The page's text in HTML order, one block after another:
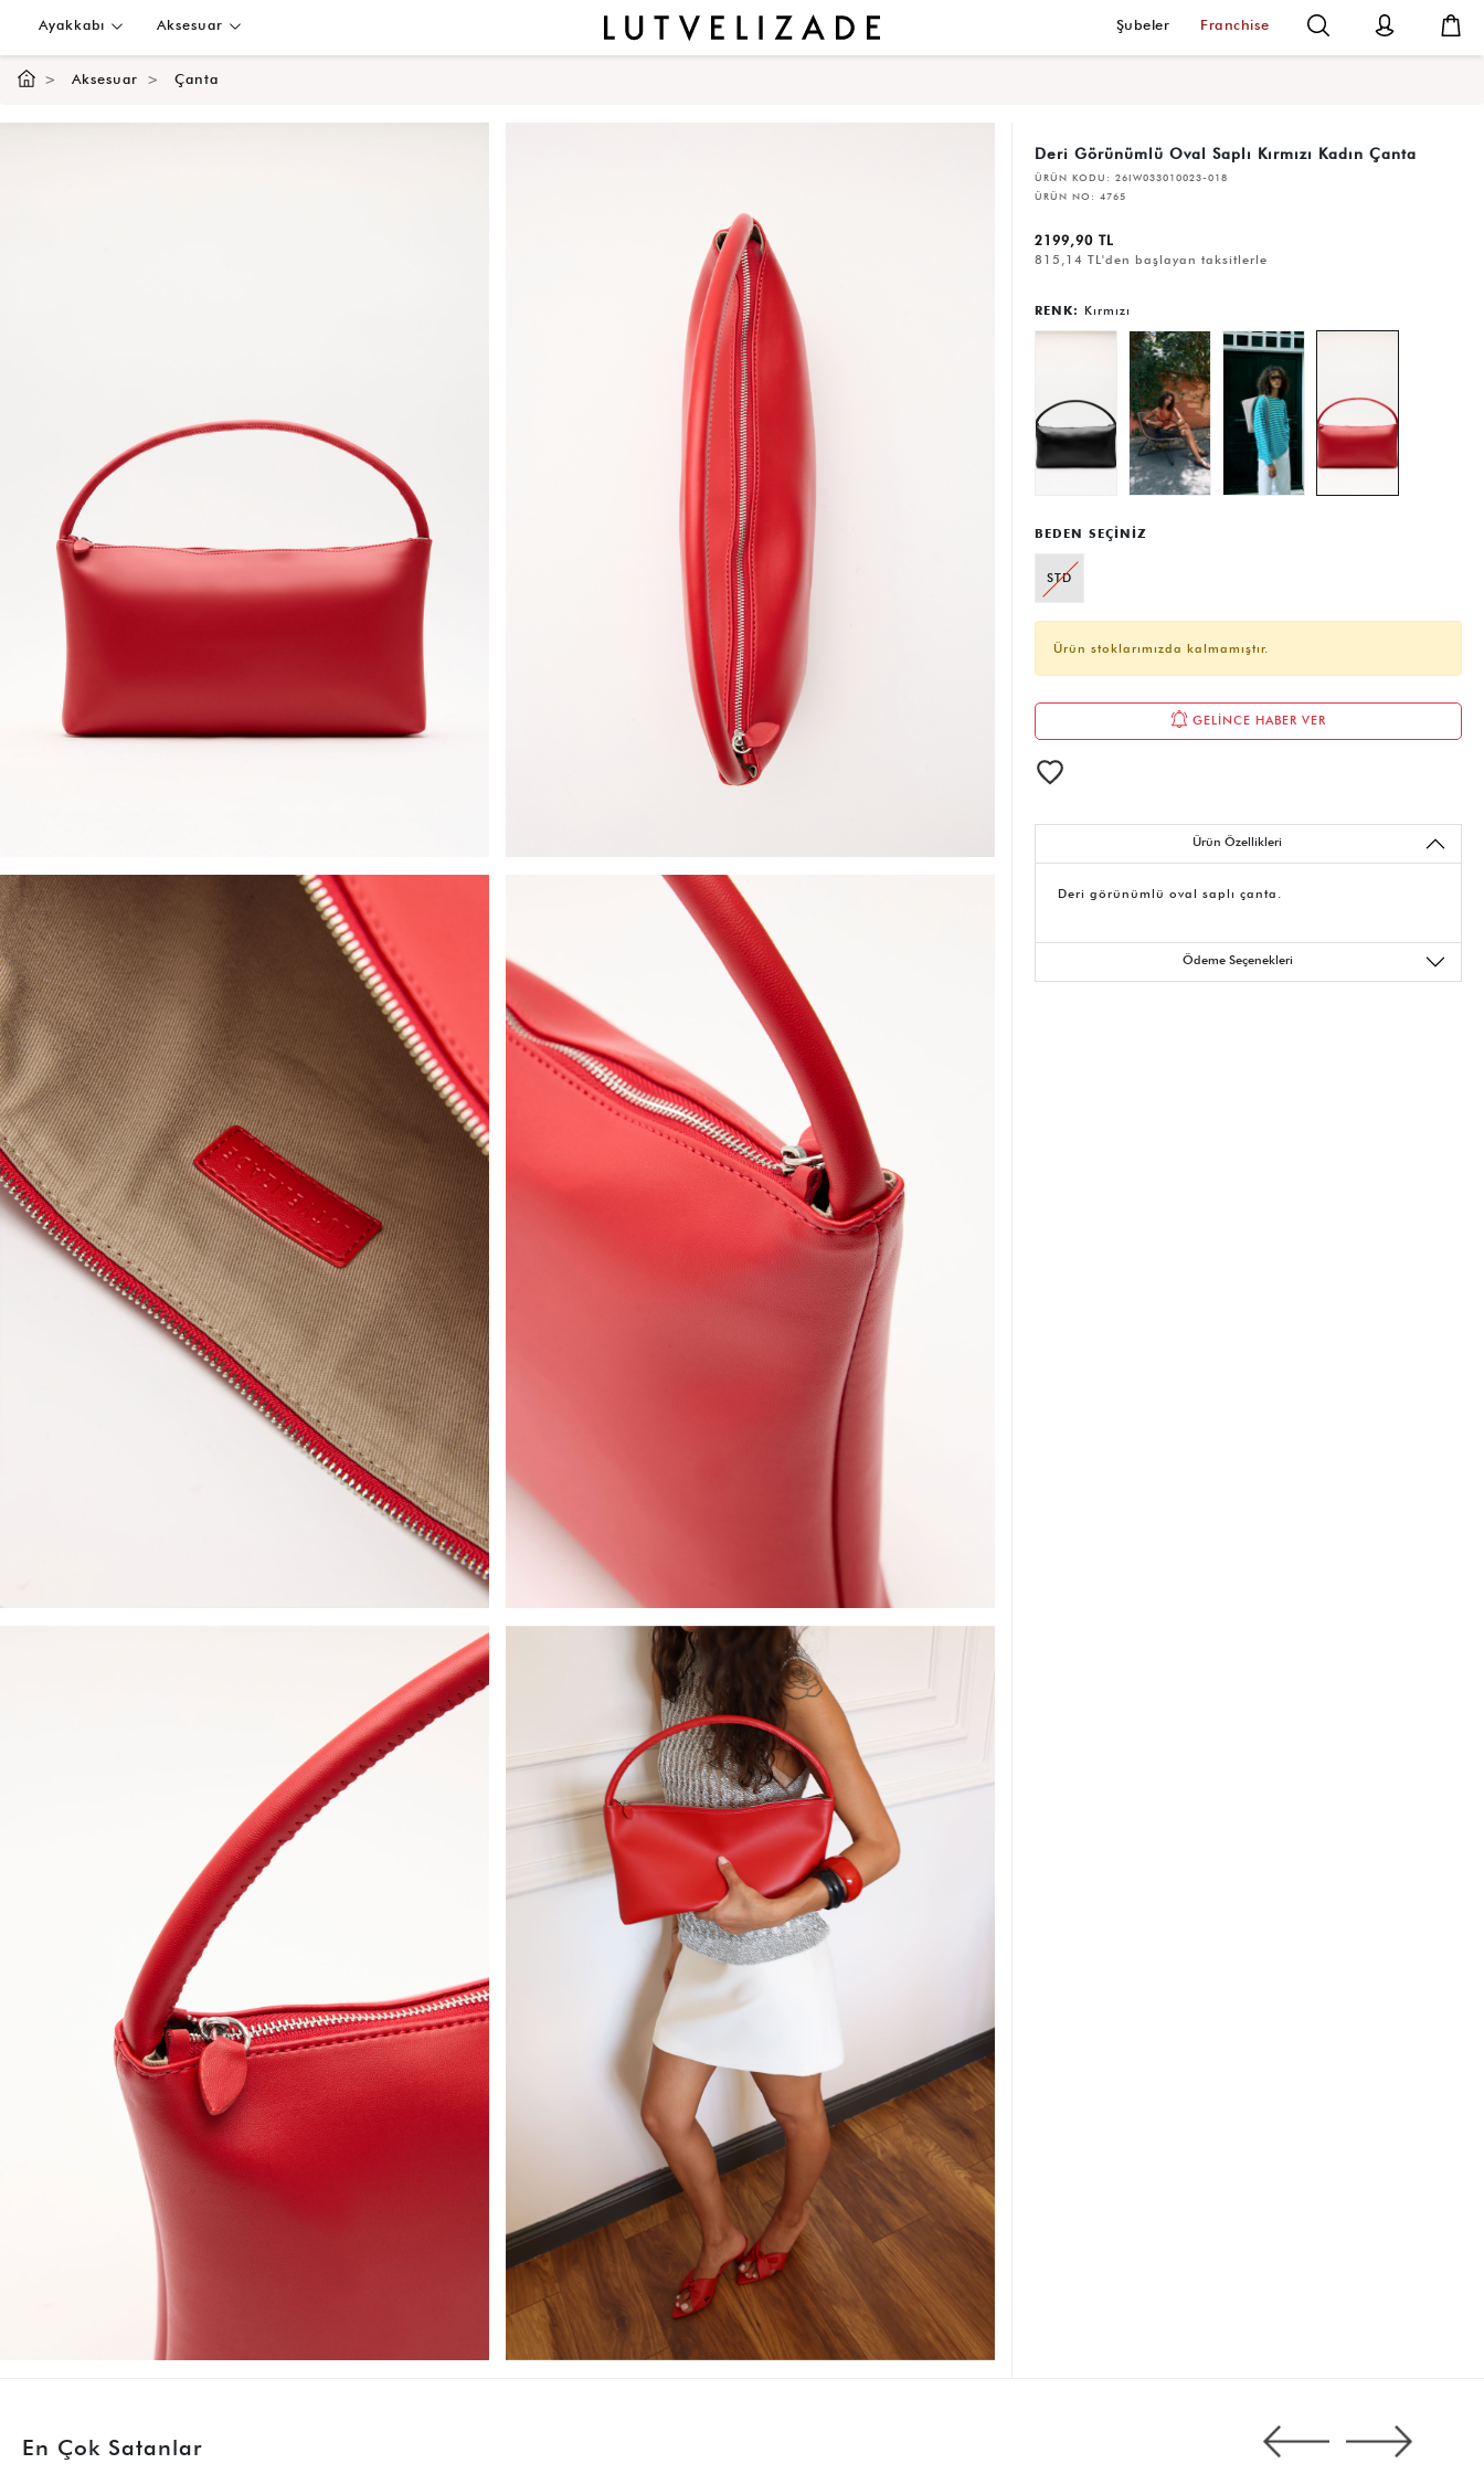
Ayakkabı Aksesuar Şubeler Franchise
Aksesuar Çanta
Deri Görünümlü Oval Saplı Kırmızı Kadın Çanta
ÜRÜN KODU: 26IW033010023-018
ÜRÜN NO: 4765
2199,90 TL
815,14 TL'den başlayan taksitlerle
RENK: Kırmızı
BEDEN SEÇİNİZ
STD
Ürün stoklarımızda kalmamıştır.
GELİNCE HABER VER
Ürün Özellikleri
Deri görünümlü oval saplı çanta.
Ödeme Seçenekleri
En Çok Satanlar